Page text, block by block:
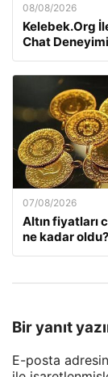
08/08/2026
Kelebek.Org
Chat Deneyimi
07/08/2026
Altın fiyatları
ne kadar oldu?
Bir yanıt
E-posta